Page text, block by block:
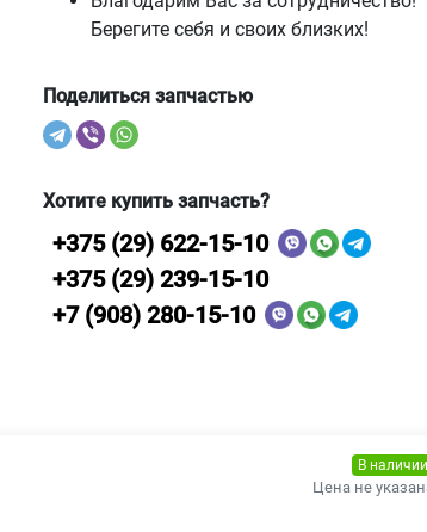
Берегите себя и своих близких!
Поделиться запчастью
Хотите купить запчасть?
+375 (29) 622-15-10
+375 (29) 239-15-10
+7 (908) 280-15-10
В
Цена не